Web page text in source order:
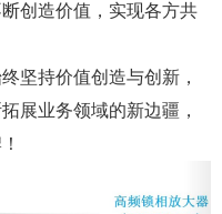
创造价值，实现各方共
持价值创造与创新，
展业务领域的新边疆，